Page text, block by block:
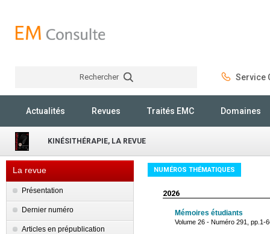
Rechercher Service
Actualités Revues Traités EMC Domaines
KINÉSITHÉRAPIE, LA REVUE
La revue
Présentation
Dernier numéro
Articles en prépublication
NUMÉROS THÉMATIQUES
2026
Mémoires étudiants
Volume 26 - Numéro 291, pp.1-